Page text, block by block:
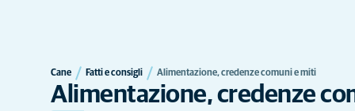
Cane Fatti e consigli Alimentazione, credenze comuni e miti
Alimentazione, credenze